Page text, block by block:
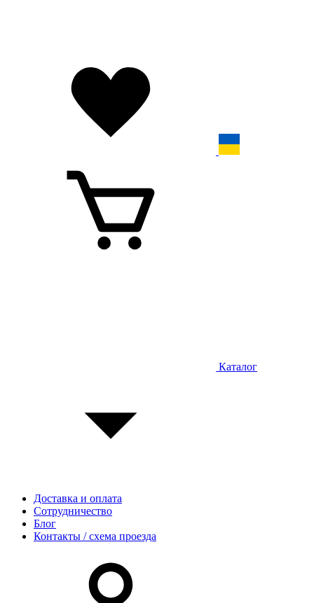
Каталог
Доставка и оплата
Сотрудничество
Блог
Контакты / схема проезда